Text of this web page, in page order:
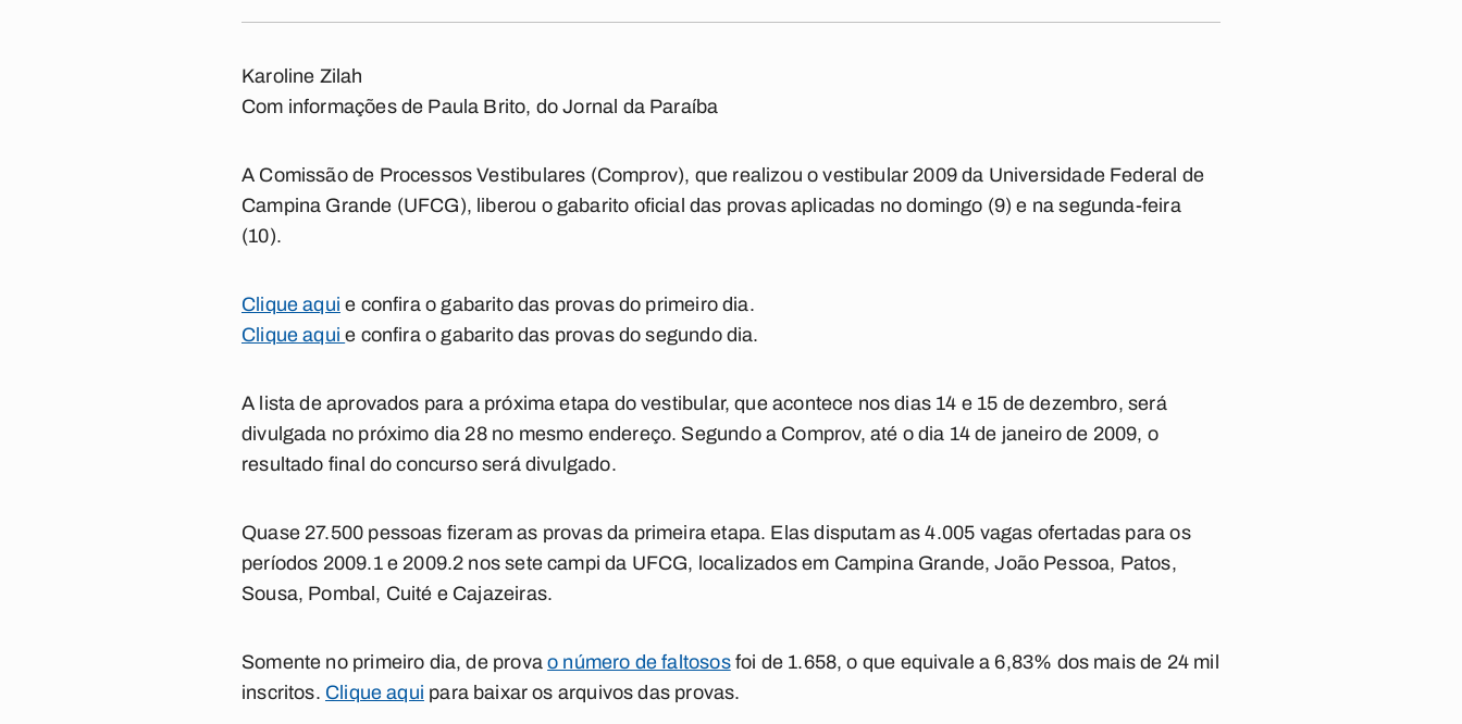
Karoline Zilah
Com informações de Paula Brito, do Jornal da Paraíba
A Comissão de Processos Vestibulares (Comprov), que realizou o vestibular 2009 da Universidade Federal de
Campina Grande (UFCG), liberou o gabarito oficial das provas aplicadas no domingo (9) e na segunda-feira
(10).
Clique aqui e confira o gabarito das provas do primeiro dia.
Clique aquie confira o gabarito das provas do segundo dia.
A lista de aprovados para a próxima etapa do vestibular, que acontece nos dias 14 e 15 de dezembro, será
divulgada no próximo dia 28 no mesmo endereço. Segundo a Comprov, até o dia 14 de janeiro de 2009, o
resultado final do concurso será divulgado.
Quase 27.500 pessoas fizeram as provas da primeira etapa. Elas disputam as 4.005 vagas ofertadas para os
períodos 2009.1 e 2009.2 nos sete campi da UFCG, localizados em Campina Grande, João Pessoa, Patos,
Sousa, Pombal, Cuité e Cajazeiras.
Somente no primeiro dia, de provao número de faltososfoi de 1.658, o que equivale a 6,83% dos mais de 24 mil
inscritos. Clique aqui para baixar os arquivos das provas.